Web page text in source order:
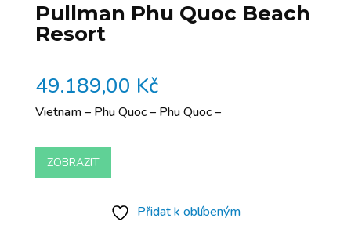
Pullman Phu Quoc Beach
Resort
49.189,00 Kč
Vietnam – Phu Quoc – Phu Quoc –
ZOBRAZIT
Přidat k oblíbeným